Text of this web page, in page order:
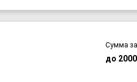
Сумма
до